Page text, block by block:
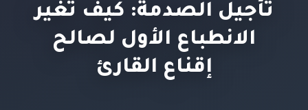
تأجيل الصدمة: كيف تغير
الانطباع الأول لصالح
إقناع القارئ